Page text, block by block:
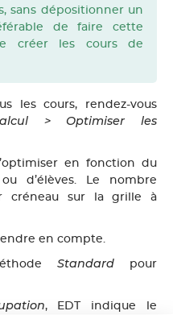
sans dépositionner un
de faire cette
créer les cours de
les cours, rendez-vous
> Optimiser les
en fonction du
d’élèves. Le nombre
créneau sur la grille à
en compte.
Standardpour
, EDT indique le